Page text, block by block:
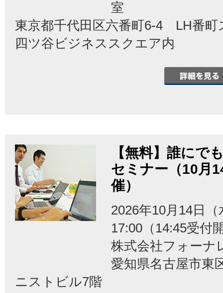
室
東京都千代田区六番町6-4 LH番町
四ツ谷ビジネススクエア内
【無料】誰にで
セミナー（10月
催）
2026年10月14日（
17:00（14:45受付
株式会社フォー
愛知県名古屋市
ニストビル7階